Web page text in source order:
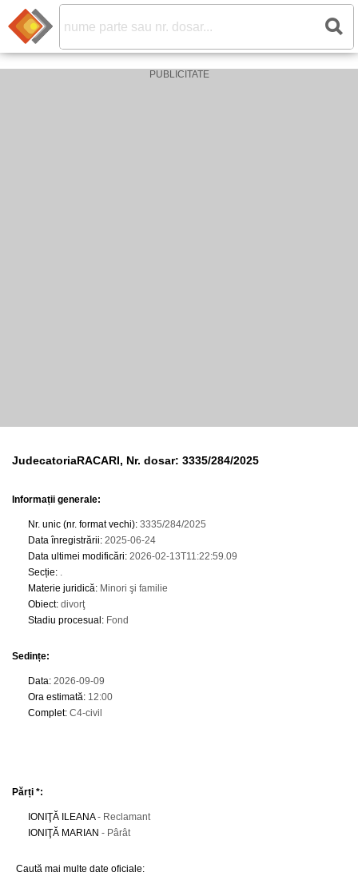
JudecatoriaRACARI, Nr. dosar: 3335/284/2025
Informații generale:
Nr. unic (nr. format vechi): 3335/284/2025
Data înregistrării: 2025-06-24
Data ultimei modificări: 2026-02-13T11:22:59.09
Secție: .
Materie juridică: Minori şi familie
Obiect: divorţ
Stadiu procesual : Fond
Sedințe:
Data: 2026-09-09
Ora estimată: 12:00
Complet: C4-civil
Părți *:
IONIŢĂ ILEANA- Reclamant
IONIŢĂ MARIAN - Pârât
Caută mai multe date oficiale: